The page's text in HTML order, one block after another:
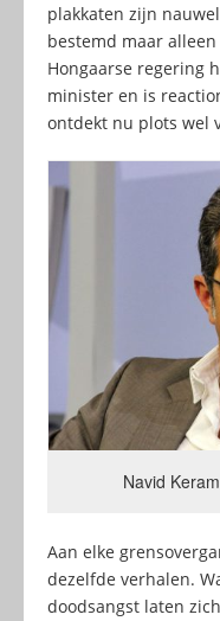
plakkaten zijn
bestemd maar alleen
Hongaarse regering
minister en is
ontdekt nu plots wel
Navid
Aan elke
dezelfde verhalen.
doodsangst laten